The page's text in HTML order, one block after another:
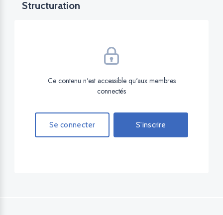
Structuration
Ce contenu n'est accessible qu'aux membres
connectés
Se connecter S'inscrire